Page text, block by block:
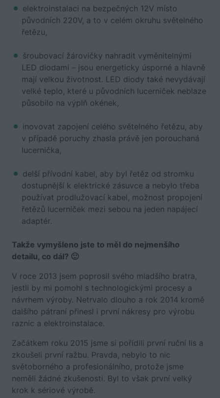
elektroinstalaci na bezpečných 12V místo
původních 220V, a to v celém okruhu světelného
řetězu,
šroubovací žárovičky nahradit vyměnitelnými
LED diodami – jsou energeticky úsporné a hlavně
mají velkou životnost. LED diody také nevydávají
velké teplo, které u původních lucerniček neblaze
působilo na výplň okének,
inovovat zapojení celého světelného řetězu, aby
v případě poruchy zhasla právě jen porouchaná
lucernička,
delší přívodní kabel, aby byl řetěz od stromku
dostupnější k elektrické zásuvce a nebylo třeba
používat prodlužovací kabel, možnost propojení
řetězů lucerniček mezi sebou na jeden napájecí
adaptér.
Takže vymyšleno jste to měl do nejmenšího
detailu, co dál? 🙂
V roce 2013 jsem poprosil svého mladšího bratra,
jestli by mi pomohl s technologickými procesy a
návrhem výroby. Netrvalo dlouho a rok 2014 kromě
dalšího pátraní přinesl i první nákresy pro výrobu
raznic a elektroinstalace.
Začátkem roku 2015 jsme si pořídili první ruční lis a
zkoušeli první ražbu. Pravda, nebylo to nic
světoborného a profesionálního, protože jsme
neměli žádné zkušenosti. Byl to však první velký
krok k sériové výrobě.